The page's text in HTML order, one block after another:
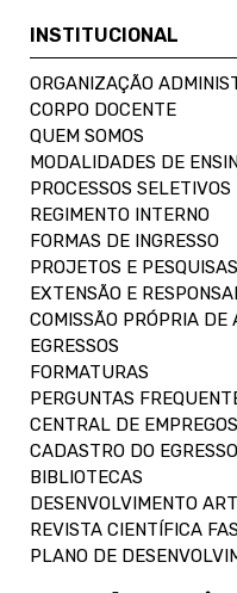
INSTITUCIONAL
ORGANIZAÇÃO
CORPO DOCENTE
QUEM SOMOS
MODALIDADES DE
PROCESSOS SELETIVOS
REGIMENTO INTERNO
FORMAS DE INGRESSO
PROJETOS E PESQUISAS
EXTENSÃO E
COMISSÃO PRÓPRIA DE
EGRESSOS
FORMATURAS
PERGUNTAS
CENTRAL DE
CADASTRO DO EGRESSO
BIBLIOTECAS
DESENVOLVIMENTO
REVISTA CIENTÍFICA
PLANO DE